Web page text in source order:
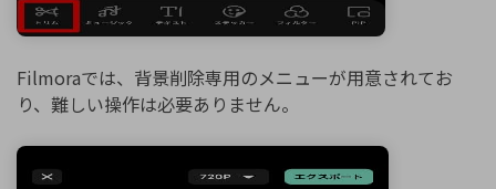
Filmoraでは、背景削除専用のメニューが用意されてお
り、難しい操作は必要ありません。